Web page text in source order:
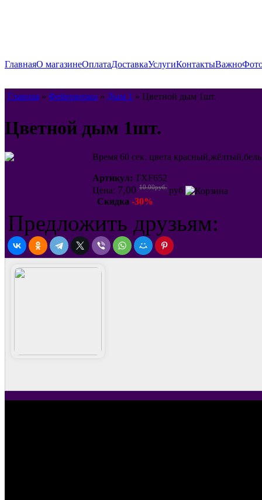
ГлавнаяО магазинеОплатаДоставкаУслугиКонтактыВажно
Главная » Фейерверки » Дым 1 » Цветной дым 1шт.
Цветной дым 1шт.
Время 60 сек. цвета
Артикул: TXF652
Цена: 7,00 10.00руб. руб
Скидка -30%
Предложить друзьям: